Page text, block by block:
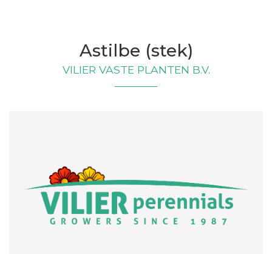
Astilbe (stek)
VILIER VASTE PLANTEN B.V.